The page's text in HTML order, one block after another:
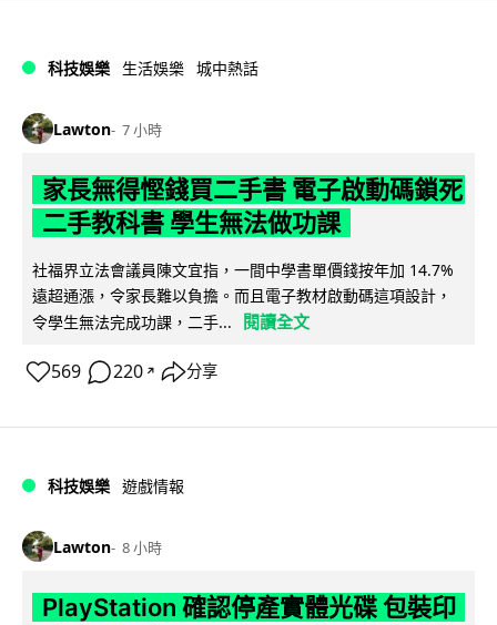
科技娛樂 生活娛樂 城中熱話
Lawton 7 小時
家長無得慳錢買二手書 電子啟動碼鎖死
二手教科書 學生無法做功課
社福界立法會議員陳文宜指，一間中學書單價錢按年加 14.7%
遠超通漲，令家長難以負擔。而且電子教材啟動碼這項設計，
令學生無法完成功課，二手...
閱讀全文
569 220 ↗ 分享
科技娛樂 遊戲情報
Lawton 8 小時
PlayStation 確認停產實體光碟 包裝印